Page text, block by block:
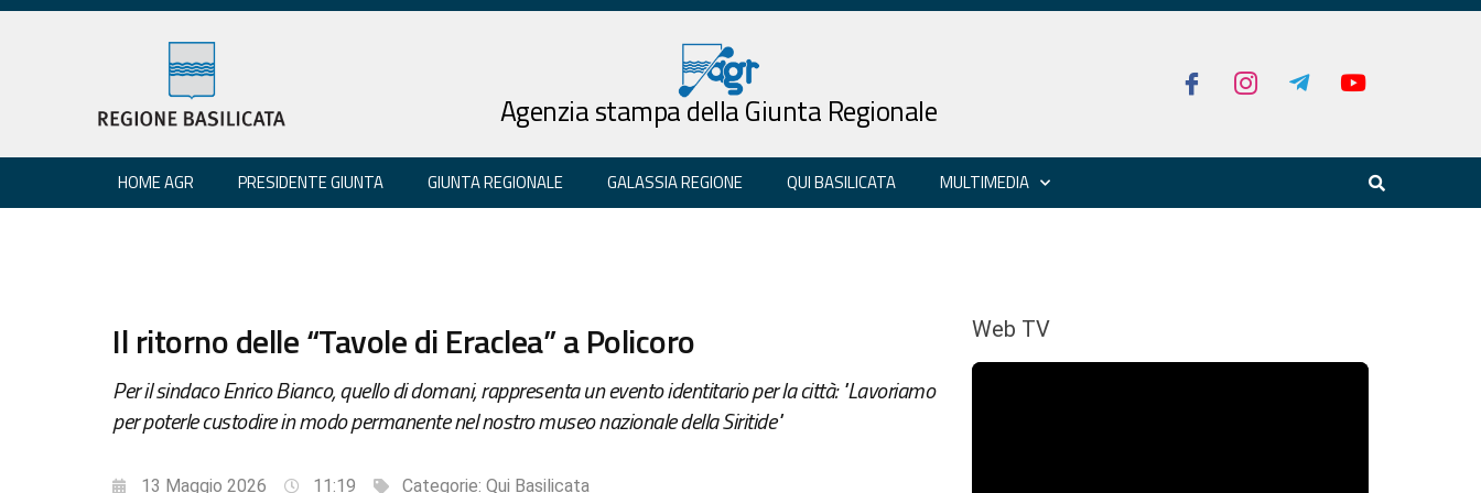
Agenzia stampa della Giunta Regionale
HOME AGR PRESIDENTE GIUNTA GIUNTA REGIONALE GALASSIA REGIONE QUI BASILICATA MULTIMEDIA
Il ritorno delle “Tavole di Eraclea” a Policoro
Per il sindaco Enrico Bianco, quello di domani, rappresenta un evento identitario per la città: "Lavoriamo
per poterle custodire in modo permanente nel nostro museo nazionale della Siritide"
13 Maggio 2026 11:19 Categorie: Qui Basilicata
Web TV